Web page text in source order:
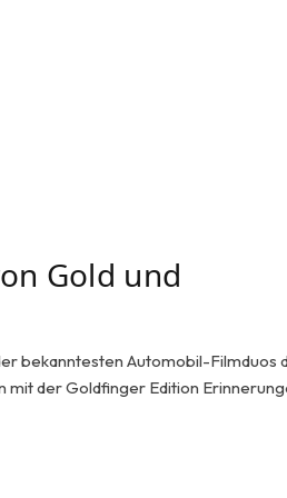
Gold und
bekanntesten Automobil-Filmduos
mit der Goldfinger Edition